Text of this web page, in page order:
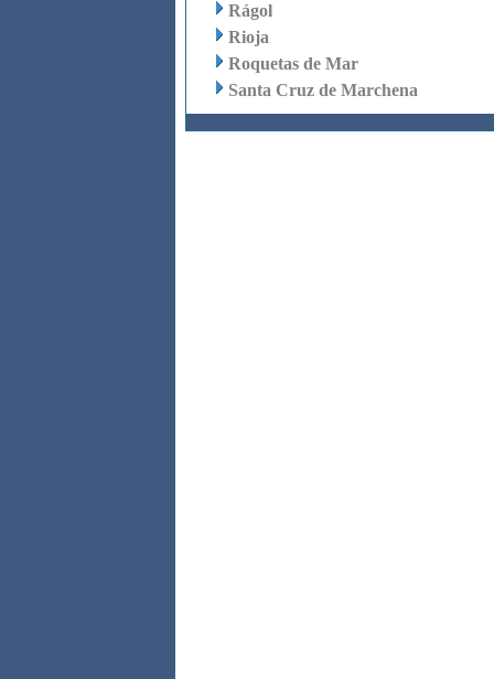
Rágol
Rioja
Roquetas de Mar
Santa Cruz de Marchena